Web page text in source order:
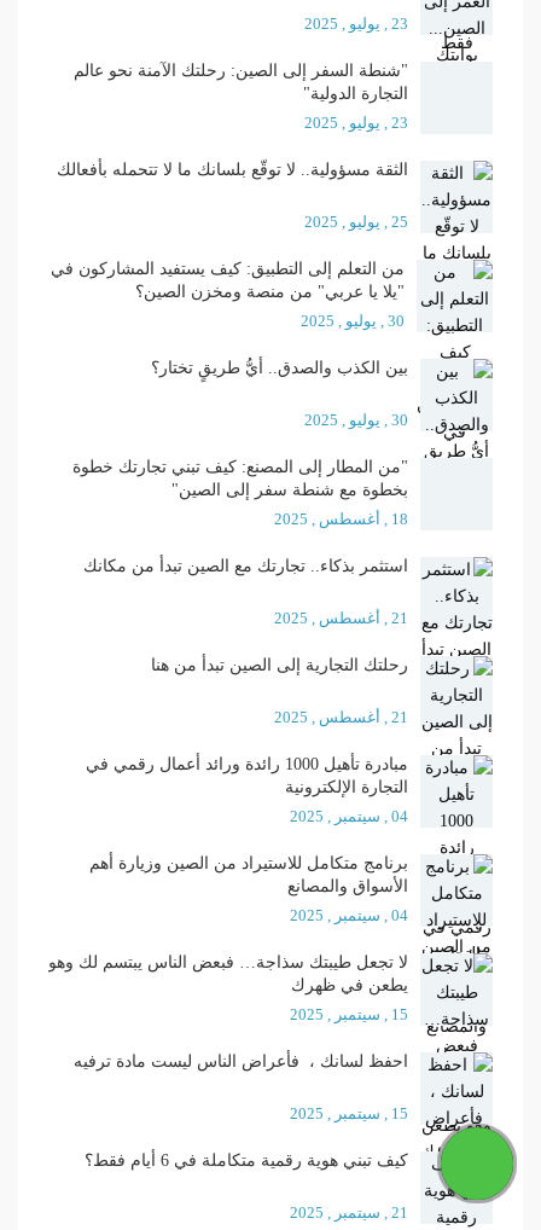
23 , يوليو , 2025
"شنطة السفر إلى الصين: رحلتك الآمنة نحو عالم
التجارة الدولية"
23 , يوليو , 2025
الثقة مسؤولية.. لا توقّع بلسانك ما لا تتحمله بأفعالك
25 , يوليو , 2025
من التعلم إلى التطبيق: كيف يستفيد المشاركون في
"يلا يا عربي" من منصة ومخزن الصين؟
30 , يوليو , 2025
بين الكذب والصدق.. أيُّ طريقٍ تختار؟
30 , يوليو , 2025
"من المطار إلى المصنع: كيف تبني تجارتك خطوة
بخطوة مع شنطة سفر إلى الصين"
18 , أغسطس , 2025
استثمر بذكاء.. تجارتك مع الصين تبدأ من مكانك
21 , أغسطس , 2025
رحلتك التجارية إلى الصين تبدأ من هنا
21 , أغسطس , 2025
مبادرة تأهيل 1000 رائدة ورائد أعمال رقمي في
التجارة الإلكترونية
04 , سيتمبر , 2025
برنامج متكامل للاستيراد من الصين وزيارة أهم
الأسواق والمصانع
04 , سيتمبر , 2025
لا تجعل طيبتك سذاجة… فبعض الناس يبتسم لك وهو
يطعن في ظهرك
15 , سيتمبر , 2025
احفظ لسانك ، فأعراض الناس ليست مادة ترفيه
15 , سيتمبر , 2025
كيف تبني هوية رقمية متكاملة في 6 أيام فقط؟
21 , سيتمبر , 2025